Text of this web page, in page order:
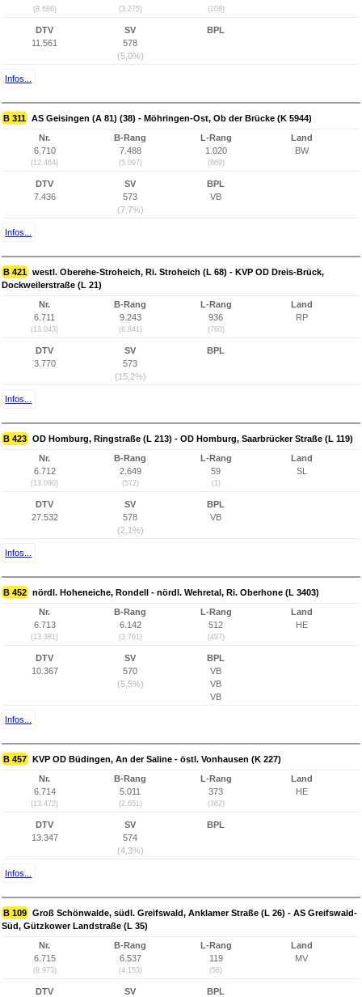
(8.686) (3.275) (108)
DTV
11.561
SV
578
(5,0%)
BPL
Infos...
B 311 AS Geisingen (A 81) (38) - Möhringen-Ost, Ob der Brücke (K 5944)
Nr.
6.710
(12.464)
B-Rang
7.488
(5.097)
L-Rang
1.020
(869)
Land
BW
DTV
7.436
SV
573
(7,7%)
BPL
VB
Infos...
B 421 westl. Oberehe-Stroheich, Ri. Stroheich (L 68) - KVP OD Dreis-Brück,
Dockweilerstraße (L 21)
Nr.
6.711
(13.043)
B-Rang
9.243
(6.841)
L-Rang
936
(760)
Land
RP
DTV
3.770
SV
573
(15,2%)
BPL
Infos...
B 423 OD Homburg, Ringstraße (L 213) - OD Homburg, Saarbrücker Straße (L 119)
Nr.
6.712
(13.090)
B-Rang
2.649
(572)
L-Rang
59
(1)
Land
SL
DTV
27.532
SV
578
(2,1%)
BPL
VB
Infos...
B 452 nördl. Hoheneiche, Rondell - nördl. Wehretal, Ri. Oberhone (L 3403)
Nr.
6.713
(13.381)
B-Rang
6.142
(3.761)
L-Rang
512
(497)
Land
HE
DTV
10.367
SV
570
(5,5%)
BPL
VB
VB
VB
Infos...
B 457 KVP OD Büdingen, An der Saline - östl. Vonhausen (K 227)
Nr.
6.714
(13.472)
B-Rang
5.011
(2.651)
L-Rang
373
(362)
Land
HE
DTV
13.347
SV
574
(4,3%)
BPL
Infos...
B 109 Groß Schönwalde, südl. Greifswald, Anklamer Straße (L 26) - AS Greifswald-
Süd, Gützkower Landstraße (L 35)
Nr.
6.715
(8.973)
B-Rang
6.537
(4.153)
L-Rang
119
(56)
Land
MV
DTV
SV
BPL